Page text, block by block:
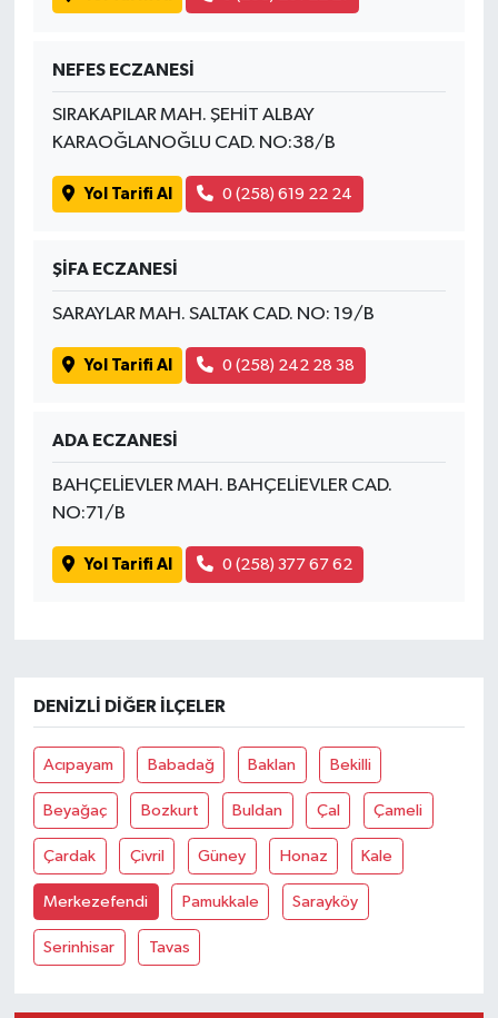
NEFES ECZANESİ
SIRAKAPILAR MAH. ŞEHİT ALBAY
KARAOĞLANOĞLU CAD. NO:38/B
Yol Tarifi Al 0 (258) 619 22 24
ŞİFA ECZANESİ
SARAYLAR MAH. SALTAK CAD. NO: 19/B
Yol Tarifi Al 0 (258) 242 28 38
ADA ECZANESİ
BAHÇELİEVLER MAH. BAHÇELİEVLER CAD.
NO:71/B
Yol Tarifi Al 0 (258) 377 67 62
DENIZLI DIĞER İLÇELER
Acıpayam Babadağ Baklan Bekilli
Beyağaç Bozkurt Buldan Çal Çameli
Çardak Çivril Güney Honaz Kale
Merkezefendi Pamukkale Sarayköy
Serinhisar Tavas